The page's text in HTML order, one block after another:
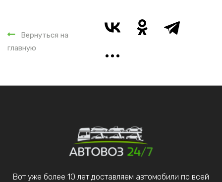
Вернуться на
главную
Вот уже более 10 лет доставляем автомобили по всей